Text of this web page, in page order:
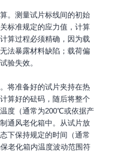
。测量试片标线间的初始
标准规定的应力值，计算
算过程必须精确，因为载
法暴露材料缺陷；载荷偏
验失效。
将准备好的试片夹持在热
算好的砝码，随后将整个
度（通常为200℃或依据产
通风老化箱中。从试片放
下保持规定的时间（通常
老化箱内温度波动范围符